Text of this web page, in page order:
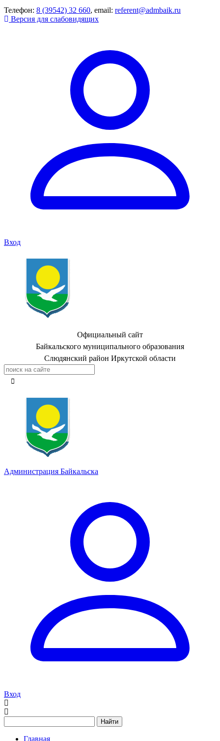
Телефон: 8 (39542) 32 660, email: referent@admbaik.ru
Версия для слабовидящих
Вход
Официальный сайт
Байкальского муниципального образования
Слюдянский район Иркутской области
Администрация Байкальска
Вход
Найти
Главная